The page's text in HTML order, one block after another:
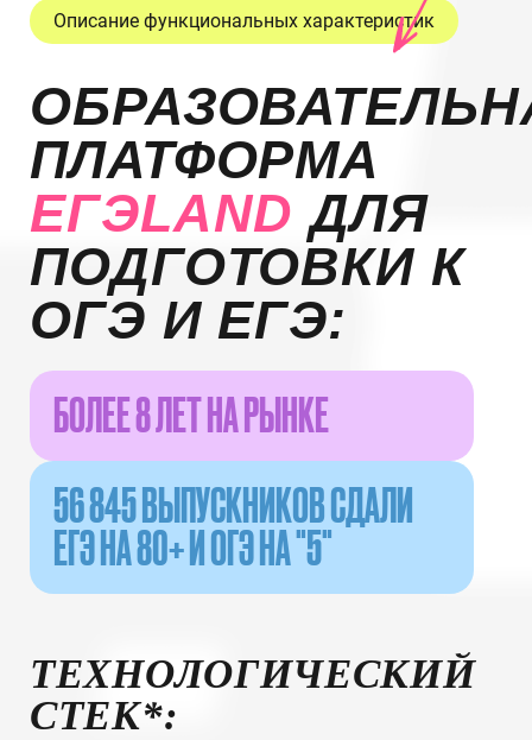
Описание функциональных характеристик
ПЛАТФОРМА
ЕГЭLAND ДЛЯ
ПОДГОТОВКИ К
ОГЭ И ЕГЭ:
БОЛЕЕ 8 ЛЕТ НА РЫНКЕ
56 845 ВЫПУСКНИКОВ СДАЛИ
ЕГЭ НА 80+ И ОГЭ НА "5"
ТЕХНОЛОГИЧЕСКИЙ
СТЕК*: